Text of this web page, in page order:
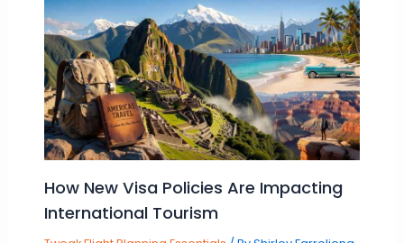
How New Visa Policies Are Impacting
International Tourism